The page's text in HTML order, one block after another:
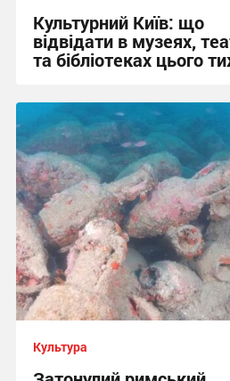
Культурний Київ: що
відвідати в музеях,
та бібліотеках цього
08:31 сьогодні
Культура